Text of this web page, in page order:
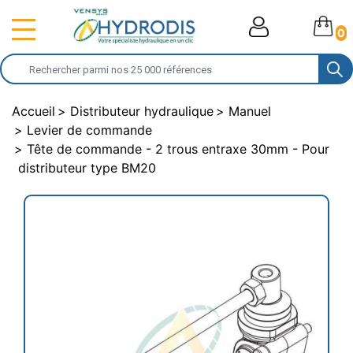
0
Accueil Distributeur hydraulique
Manuel
Levier de commande
Tête de commande - 2 trous entraxe 30mm - Pour
distributeur type BM20